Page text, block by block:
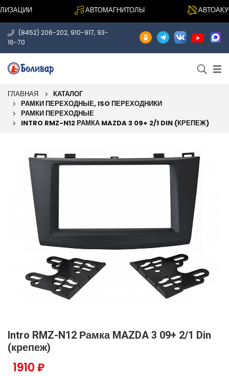
АВТОМАГНИТОЛЫ
(8452) 206-202, 910-917, 93-
16-70
ГЛАВНАЯ
КАТАЛОГ
РАМКИ ПЕРЕХОДНЫЕ, ISO ПЕРЕХОДНИКИ
РАМКИ ПЕРЕХОДНЫЕ
INTRO RMZ-N12 РАМКА MAZDA 3 09+ 2/1 DIN (КРЕПЕЖ)
Intro RMZ-N12 Рамка MAZDA 3 09+ 2/1 Din
(крепеж)
1910 ₽